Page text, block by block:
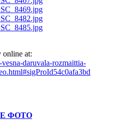
online at:
daruvala-rozmaittia-
ФОТО